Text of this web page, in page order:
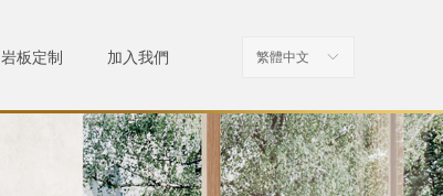
岩板定制 加入我們 ꀅ
繁體中文